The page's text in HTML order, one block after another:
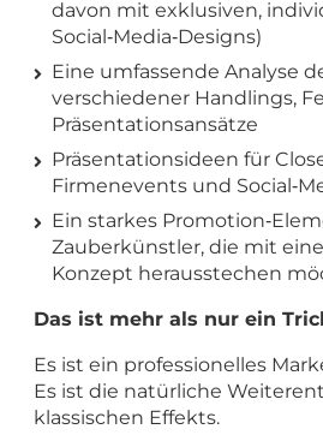
davon mit exklusiven,
Social‑Media‑Designs)
Eine umfassende Analyse
verschiedener Handlings,
Präsentationsansätze
Präsentationsideen für
Firmenevents und
Ein starkes
Zauberkünstler, die mit
Konzept herausstechen
Das ist mehr als nur ein
Es ist ein professionelles
Es ist die natürliche
klassischen Effekts.